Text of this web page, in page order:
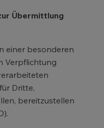
Übermittlung
einer besonderen
Verpflichtung
Dritte,
bereitzustellen